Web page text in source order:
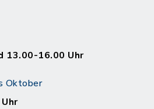
13.00-16.00 Uhr
Oktober